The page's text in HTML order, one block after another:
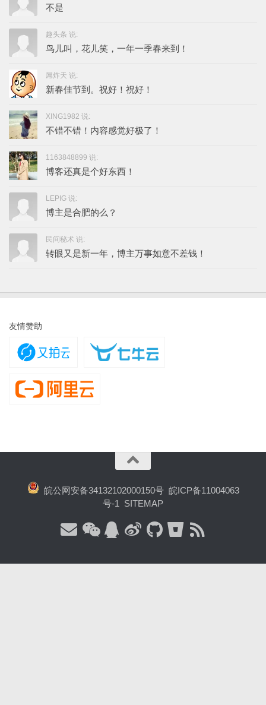
不是
趣头条 说:
鸟儿叫，花儿笑，一年一季春来到！
屌炸天 说:
新春佳节到。祝好！祝好！
XING1982 说:
不错不错！内容感觉好极了！
1163848899 说:
博客还真是个好东西！
LEPIG 说:
博主是合肥的么？
民间秘术 说:
转眼又是新一年，博主万事如意不差钱！
友情赞助
皖公网安备34132102000150号 皖ICP备11004063
号-1
SITEMAP